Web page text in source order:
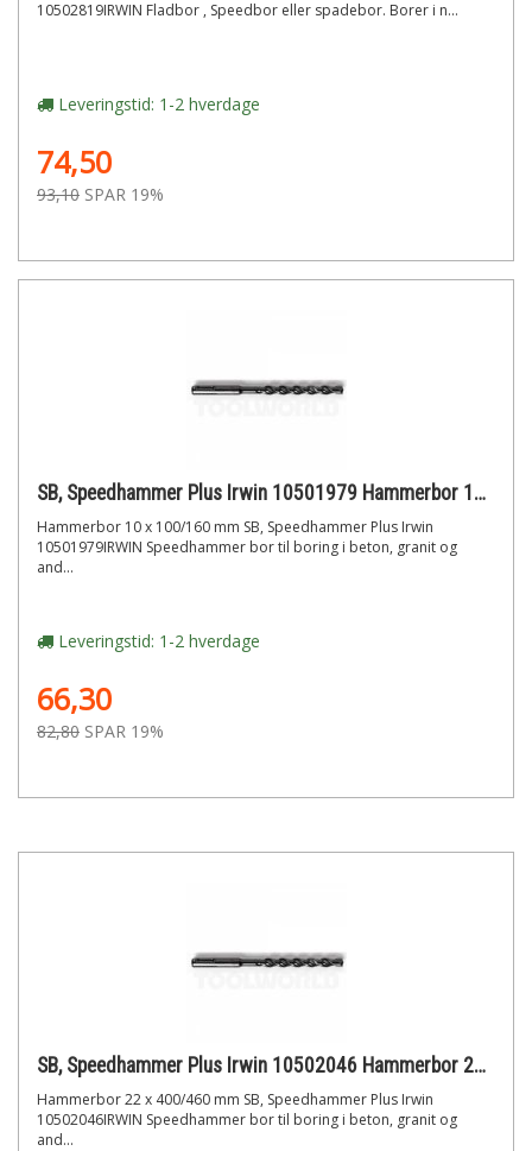
10502819IRWIN Fladbor , Speedbor eller spadebor. Borer i n...
Leveringstid: 1-2 hverdage
74,50
93,10 SPAR 19%
SB, Speedhammer Plus Irwin 10501979 Hammerbor 10 x 100/160 mm
Hammerbor 10 x 100/160 mm SB, Speedhammer Plus Irwin
10501979IRWIN Speedhammer bor til boring i beton, granit og
and...
Leveringstid: 1-2 hverdage
66,30
82,80 SPAR 19%
SB, Speedhammer Plus Irwin 10502046 Hammerbor 22 x 400/460 mm
Hammerbor 22 x 400/460 mm SB, Speedhammer Plus Irwin
10502046IRWIN Speedhammer bor til boring i beton, granit og
and...